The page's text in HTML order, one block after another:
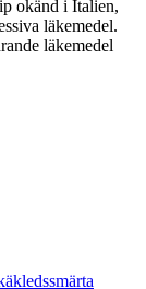
okänd i Italien,
läkemedel.
läkemedel